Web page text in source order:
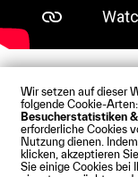
Wir setzen auf dieser
folgende Cookie-Arten:
Besucherstatistiken
erforderliche Cookies
Nutzung dienen.
klicken, akzeptieren
Sie einige Cookies bei
Impressum
Kontakt Presse
© Technische